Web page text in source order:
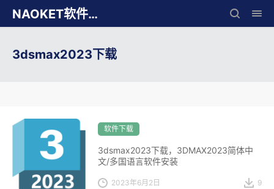
NAOKET软件库
3dsmax2023下载
软件下载
3dsmax2023下载，3DMAX2023简体中
文/多国语言软件安装
2023年6月2日 9